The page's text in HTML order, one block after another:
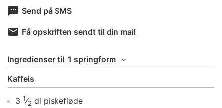
Send på SMS
Få opskriften sendt til din mail
Ingredienser til 1 springform
Kaffeis
3 1⁄2 dl piskefløde